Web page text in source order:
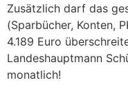
Zusätzlich darf das
(Sparbücher, Konten,
4.189 Euro
Landeshauptmann
monatlich!